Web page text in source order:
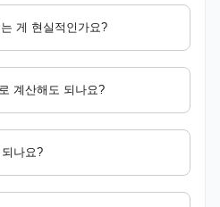
게 현실적인가요?
계산해도 되나요?
나요?